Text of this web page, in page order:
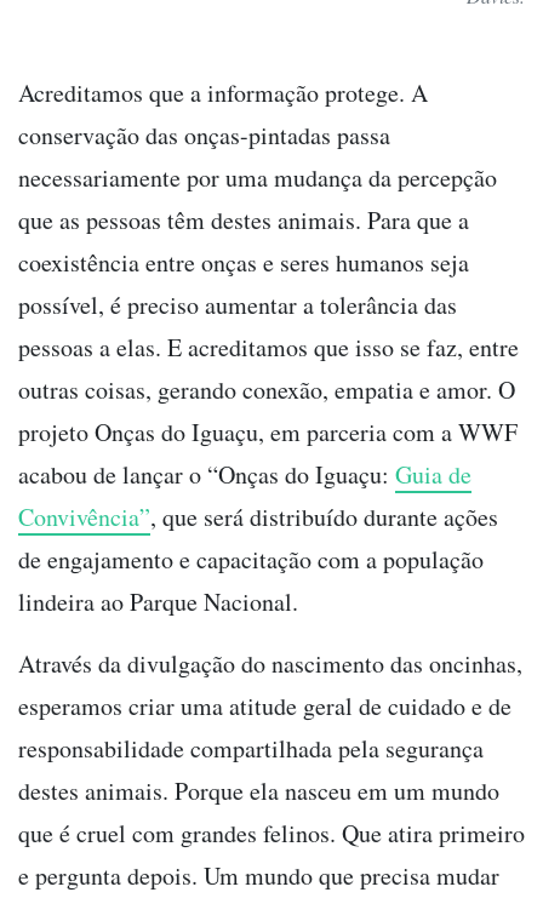
Acreditamos que a informação protege. A
conservação das onças-pintadas passa
necessariamente por uma mudança da percepção
que as pessoas têm destes animais. Para que a
coexistência entre onças e seres humanos seja
possível, é preciso aumentar a tolerância das
pessoas a elas. E acreditamos que isso se faz, entre
outras coisas, gerando conexão, empatia e amor. O
projeto Onças do Iguaçu, em parceria com a WWF
acabou de lançar o “Onças do Iguaçu: Guia de
Convivência”, que será distribuído durante ações
de engajamento e capacitação com a população
lindeira ao Parque Nacional.
Através da divulgação do nascimento das oncinhas,
esperamos criar uma atitude geral de cuidado e de
responsabilidade compartilhada pela segurança
destes animais. Porque ela nasceu em um mundo
que é cruel com grandes felinos. Que atira primeiro
e pergunta depois. Um mundo que precisa mudar